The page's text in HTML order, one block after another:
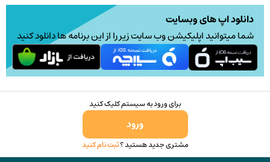
دانلود اپ های وبسایت
شما میتوانید اپلیکیشن وب سایت زیر را از این برنامه ها دانلود کنید
برای ورود به سیستم کلیک کنید
ورود
مشتری جدید هستید ؟ثبت نام کنید